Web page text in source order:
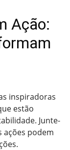
Ação:
inspiradoras
estão
Junte-
ações podem